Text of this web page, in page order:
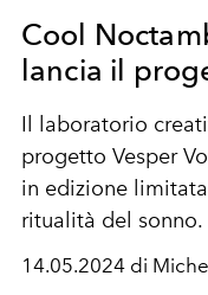
Cool
lancia il
Il laboratorio
progetto Vesper
in edizione
ritualità del sonno.
14.05.2024 di